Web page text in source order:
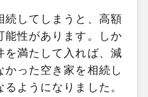
してしまうと、高額
能性があります。しか
を満たして入れば、減
った空き家を相続し
ようになりました。